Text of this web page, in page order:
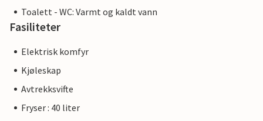
Toalett - WC: Varmt og kaldt vann
Fasiliteter
Elektrisk komfyr
Kjøleskap
Avtrekksvifte
Fryser : 40 liter